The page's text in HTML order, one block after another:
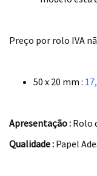
Preço por rolo IVA
50 x 20 mm :
Apresentação : Rolo
Qualidade : Papel